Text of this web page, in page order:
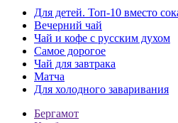
Для детей. Топ-10 вместо
Вечерний чай
Чай и кофе с русским духом
Самое дорогое
Чай для завтрака
Матча
Для холодного заваривания
Бергамот